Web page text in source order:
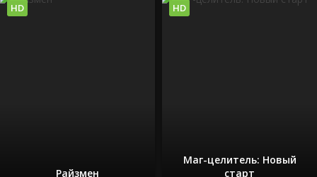
Райзмен
HD
Маг-целитель: Новый
старт
HD